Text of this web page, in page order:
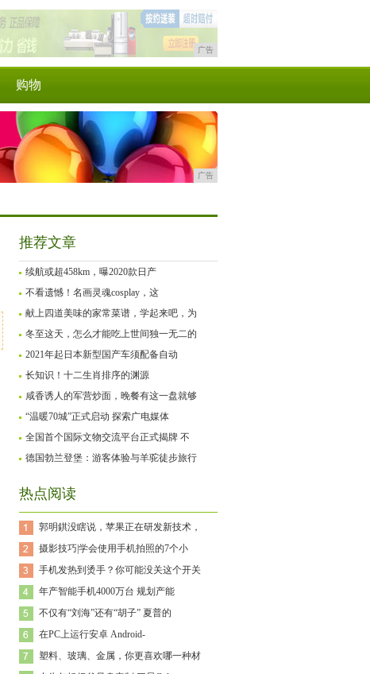
广告
购物
广告
推荐文章
续航或超458km，曝2020款日产
不看遗憾！名画灵魂cosplay，这
献上四道美味的家常菜谱，学起来吧，为
冬至这天，怎么才能吃上世间独一无二的
2021年起日本新型国产车须配备自动
长知识！十二生肖排序的渊源
咸香诱人的军营炒面，晚餐有这一盘就够
“温暖70城”正式启动 探索广电媒体
全国首个国际文物交流平台正式揭牌 不
德国勃兰登堡：游客体验与羊驼徒步旅行
热点阅读
郭明錤没瞎说，苹果正在研发新技术，
摄影技巧|学会使用手机拍照的7个小
手机发热到烫手？你可能没关这个开关
年产智能手机4000万台 规划产能
不仅有“刘海”还有“胡子” 夏普的
在PC上运行安卓 Android-
塑料、玻璃、金属，你更喜欢哪一种材